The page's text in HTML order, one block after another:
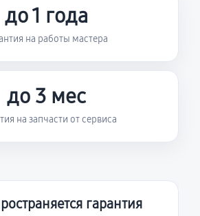
до 1 года
на работы мастера
до 3 мес
на запчасти от сервиса
гарантия